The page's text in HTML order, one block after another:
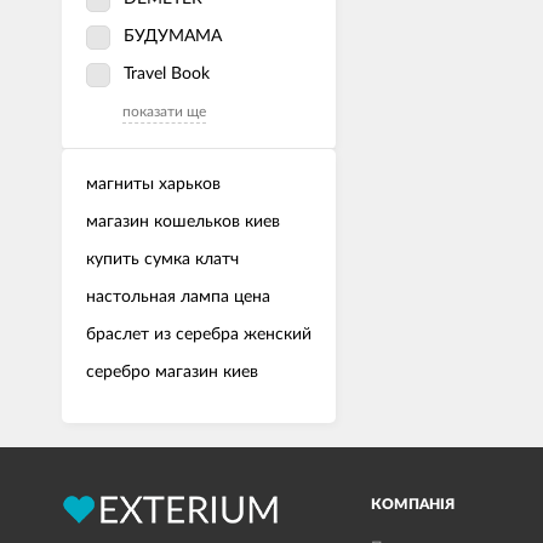
БУДУМАМА
Travel Book
показати ще
магниты харьков
магазин кошельков киев
купить сумка клатч
настольная лампа цена
браслет из серебра женский
серебро магазин киев
КОМПАНІЯ